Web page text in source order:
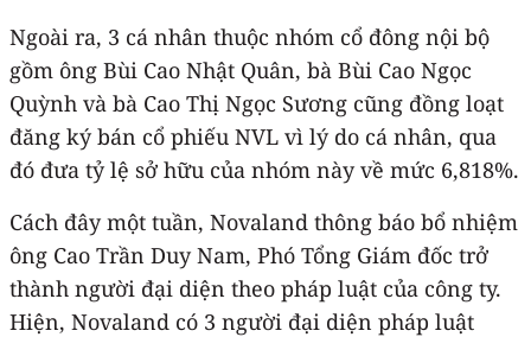
Ngoài ra, 3 cá nhân thuộc nhóm cổ đông nội bộ
gồm ông Bùi Cao Nhật Quân, bà Bùi Cao Ngọc
Quỳnh và bà Cao Thị Ngọc Sương cũng đồng loạt
đăng ký bán cổ phiếu NVL vì lý do cá nhân, qua
đó đưa tỷ lệ sở hữu của nhóm này về mức 6,818%.
Cách đây một tuần, Novaland thông báo bổ nhiệm
ông Cao Trần Duy Nam, Phó Tổng Giám đốc trở
thành người đại diện theo pháp luật của công ty.
Hiện, Novaland có 3 người đại diện pháp luật